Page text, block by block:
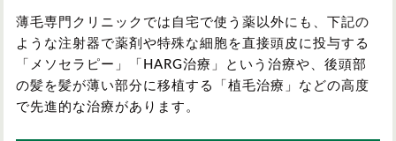
薄毛専門クリニックでは自宅で使う薬以外にも、下記の
ような注射器で薬剤や特殊な細胞を直接頭皮に投与する
「メソセラピー」「HARG治療」という治療や、後頭部
の髪を髪が薄い部分に移植する「植毛治療」などの高度
で先進的な治療があります。